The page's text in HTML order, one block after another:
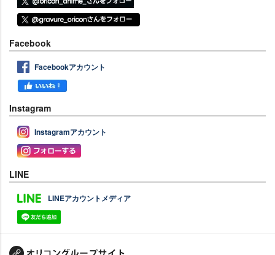
Facebook
Facebookアカウント
Instagram
Instagramアカウント
LINE
LINEアカウントメディア